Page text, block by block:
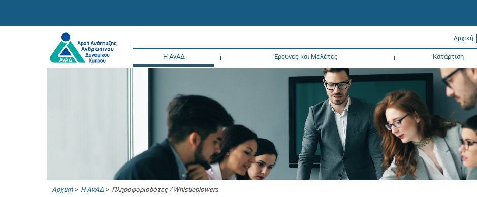
Αρχική
Η ΑνΑΔ Έρευνες και Μελέτες Κατάρτιση
Αρχική> Η ΑνΑΔ > Πληροφοριοδότες / Whistleblowers